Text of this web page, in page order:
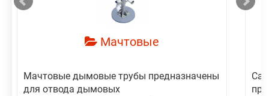
Мачтовые
Мачтовые дымовые трубы предназначены
для отвода дымовых